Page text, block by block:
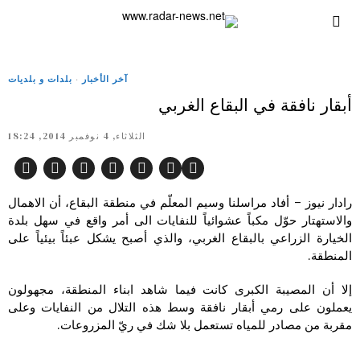
آخر الأخبار · بلدات و بلديات
أبقار نافقة في البقاع الغربي
الثلاثاء, 4 نوفمبر 2014, 18:24
رادار نيوز – أفاد مراسلنا وسيم المعلّم في منطقة البقاع، أن الاهمال
والاستهتار حوّل مكباً عشوائياً للنفايات الى أمر واقع في سهل بلدة
الخيارة الزراعي بالبقاع الغربي، والذي أصبح يشكل عبئاً بيئياً على
المنطقة.
إلا أن المصيبة الكبرى كانت فيما شاهد ابناء المنطقة، مجهولون
يعملون على رمي أبقار نافقة وسط هذه التلال من النفايات وعلى
مقربة من مصادر للمياه تستعمل بلا شك في ريّ المزروعات.